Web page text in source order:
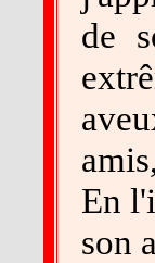
de
En
son